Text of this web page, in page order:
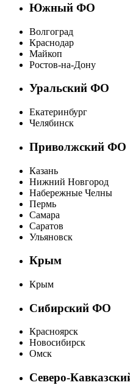
Южный ФО
Волгоград
Краснодар
Майкоп
Ростов-на-Дону
Уральский ФО
Екатеринбург
Челябинск
Приволжский ФО
Казань
Нижний Новгород
Набережные Челны
Пермь
Самара
Саратов
Ульяновск
Крым
Крым
Сибирский ФО
Красноярск
Новосибирск
Омск
Северо-